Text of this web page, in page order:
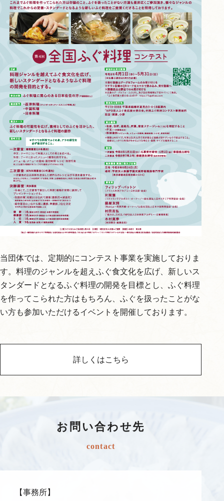
当団体では、定期的にコンテスト事業を実施しておりま
す。料理のジャンルを超えふぐ食文化を広げ、新しいス
タンダードとなるふぐ料理の開発を目標とし、ふぐ料理
を作ってこられた方はもちろん、ふぐを扱ったことがな
い方も参加いただけるイベントを開催しております。
詳しくはこちら
お問い合わせ先
contact
【事務所】